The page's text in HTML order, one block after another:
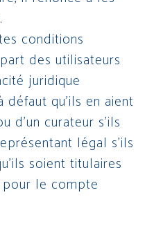
conditions
des utilisateurs
juridique
qu’ils en aient
d’un curateur s’ils
légal s’ils
soient titulaires
pour le compte